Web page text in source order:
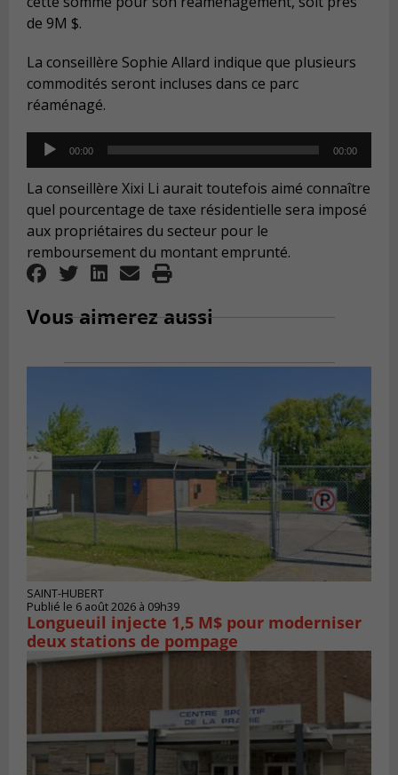
de 9M $.
La conseillère Sophie Allard indique que plusieurs
commodités seront incluses dans ce parc
réaménagé.
Audio
Player
00:00 00:00
La conseillère Xixi Li aurait toutefois aimé connaître
quel pourcentage de taxe résidentielle sera imposé
aux propriétaires du secteur pour le
remboursement du montant emprunté.
Vous aimerez aussi
SAINT-HUBERT
Publié le 6 août 2026 à 09h39
Longueuil injecte 1,5 M$ pour moderniser
deux stations de pompage